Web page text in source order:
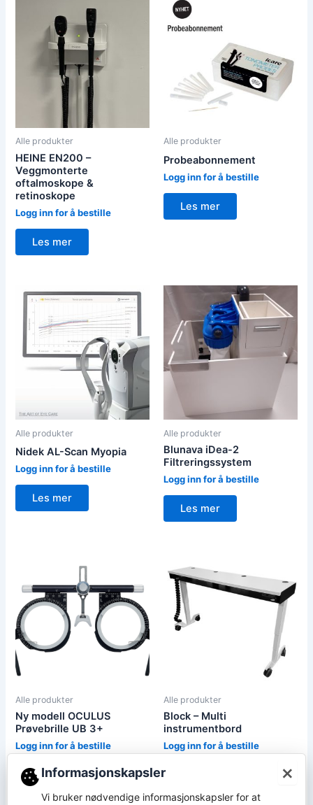
Alle produkter
HEINE EN200 –
Veggmonterte
oftalmoskope &
retinoskope
Logg inn for å bestille
Les mer
Alle produkter
Probeabonnement
Logg inn for å bestille
Les mer
Alle produkter
Nidek AL-Scan Myopia
Logg inn for å bestille
Les mer
Alle produkter
Blunava iDea-2
Filtreringssystem
Logg inn for å bestille
Les mer
Alle produkter
Ny modell OCULUS
Prøvebrille UB 3+
Logg inn for å bestille
Les mer
Alle produkter
Block – Multi
instrumentbord
Logg inn for å bestille
×
Informasjonskapsler
Vi bruker nødvendige informasjonskapsler for at